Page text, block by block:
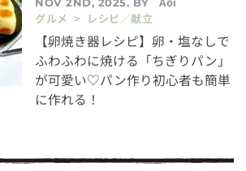
グルメ > レシピ／献立
【卵焼き器レシピ】卵・塩なしで
ふわふわに焼ける「ちぎりパン」
が可愛い♡パン作り初心者も簡単
に作れる！